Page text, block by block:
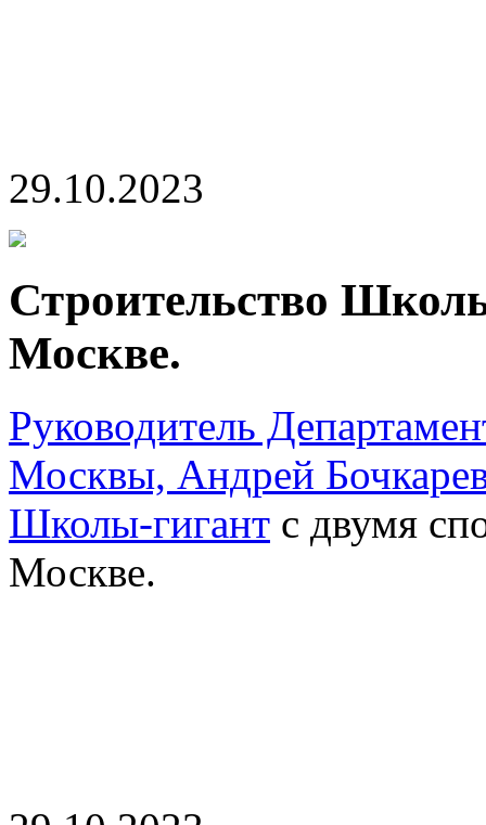
29.10.2023
Строительство
Москве.
Руководитель
Москвы, Андрей
Школы-гигант с двумя
Москве.